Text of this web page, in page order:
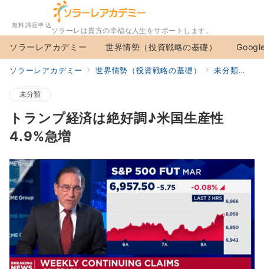
ソラーレは貴方の幸福な人生をサポートします。
無料講座申込
ソラーレアカデミー 世界情勢（投資戦略の基礎）
ソラーレアカデミー 世界情勢（投資戦略の基礎） 未分類
未分類
トランプ経済は絶好調♪米国生産性
4.9%急増